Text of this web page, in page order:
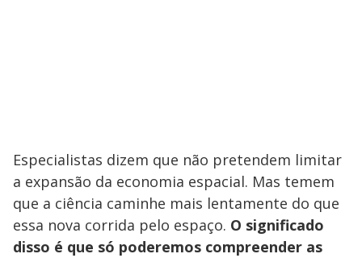
Especialistas dizem que não pretendem limitar
a expansão da economia espacial. Mas temem
que a ciência caminhe mais lentamente do que
essa nova corrida pelo espaço. O significado
disso é que só poderemos compreender as